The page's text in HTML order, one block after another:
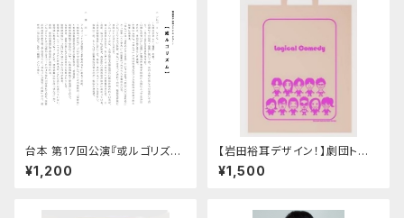
台本 第17回公演『或ルゴリズ
ム』
¥1,200
【岩田裕耳デザイン！】劇団トート
バッグ
¥1,500